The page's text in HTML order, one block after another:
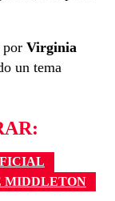
por Virginia
un tema
MIDDLETON